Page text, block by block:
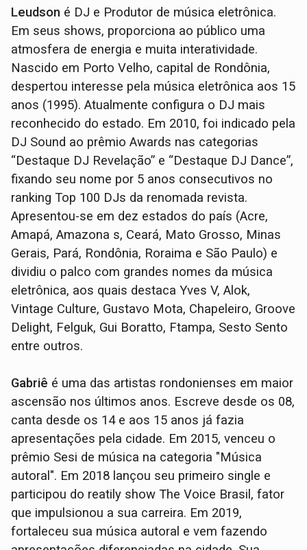
Leudson é DJ e Produtor de música eletrônica.
Em seus shows, proporciona ao público uma
atmosfera de energia e muita interatividade.
Nascido em Porto Velho, capital de Rondônia,
despertou interesse pela música eletrônica aos 15
anos (1995). Atualmente configura o DJ mais
reconhecido do estado. Em 2010, foi indicado pela
DJ Sound ao prêmio Awards nas categorias
“Destaque DJ Revelação” e “Destaque DJ Dance”,
fixando seu nome por 5 anos consecutivos no
ranking Top 100 DJs da renomada revista.
Apresentou-se em dez estados do país (Acre,
Amapá, Amazona s, Ceará, Mato Grosso, Minas
Gerais, Pará, Rondônia, Roraima e São Paulo) e
dividiu o palco com grandes nomes da música
eletrônica, aos quais destaca Yves V, Alok,
Vintage Culture, Gustavo Mota, Chapeleiro, Groove
Delight, Felguk, Gui Boratto, Ftampa, Sesto Sento
entre outros.
Gabriê é uma das artistas rondonienses em maior
ascensão nos últimos anos. Escreve desde os 08,
canta desde os 14 e aos 15 anos já fazia
apresentações pela cidade. Em 2015, venceu o
prêmio Sesi de música na categoria "Música
autoral". Em 2018 lançou seu primeiro single e
participou do reatily show The Voice Brasil, fator
que impulsionou a sua carreira. Em 2019,
fortaleceu sua música autoral e vem fazendo